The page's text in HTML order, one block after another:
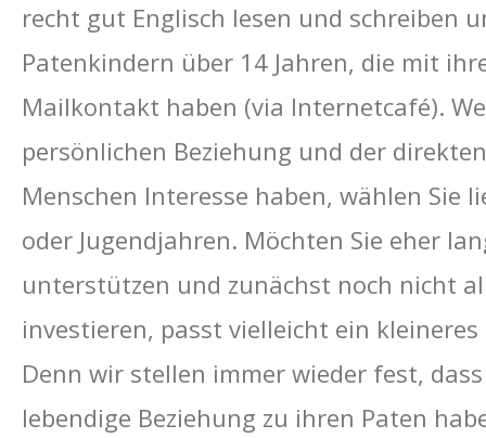
recht gut Englisch lesen und schreiben
Patenkindern über 14 Jahren, die mit
Mailkontakt haben (via Internetcafé).
persönlichen Beziehung und der
Menschen Interesse haben, wählen Sie
oder Jugendjahren. Möchten Sie eher
unterstützen und zunächst noch nicht
investieren, passt vielleicht ein
Denn wir stellen immer wieder fest,
lebendige Beziehung zu ihren Paten